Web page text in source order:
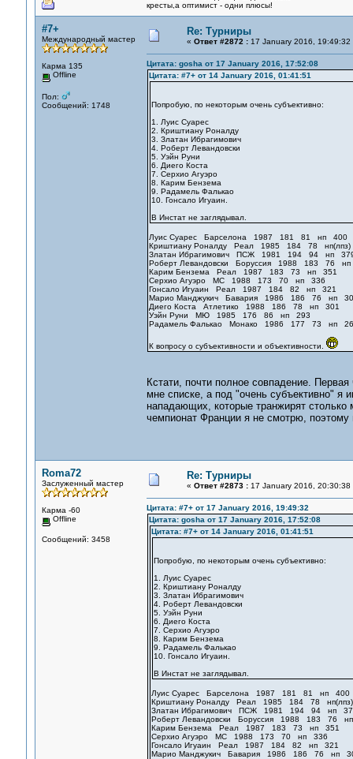
кресты,а оптимист - одни плюсы!
#7+
Международный мастер
Карма 135
Offline
Пол:
Сообщений: 1748
Re: Турниры
« Ответ #2872 :17 January 2016, 19:49:32
Цитата: gosha от 17 January 2016, 17:52:08
Цитата: #7+ от 14 January 2016, 01:41:51
Попробую, по некоторым очень субъективно:
1. Луис Суарес
2. Криштиану Роналду
3. Златан Ибрагимович
4. Роберт Левандовски
5. Уэйн Руни
6. Диего Коста
7. Серхио Агуэро
8. Карим Бензема
9. Радамель Фалькао
10. Гонсало Игуаин.
В Инстат не заглядывал.
Луис Суарес Барселона 1987 181 81 нп 400
Криштиану Роналду Реал 1985 184 78
Златан Ибрагимович ПСЖ 1981 194 94 нп
Роберт Левандовски Боруссия 1988 183 76
Карим Бензема Реал 1987 183 73 нп 351
Серхио Агуэро МС 1988 173 70 нп 336
Гонсало Игуаин Реал 1987 184 82 нп 321
Марио Манджукич Бавария 1986 186 76 нп
Диего Коста Атлетико 1988 186 78 нп 301
Уэйн Руни МЮ 1985 176 86 нп 293
Радамель Фалькао Монако 1986 177 73 нп
К вопросу о субъективности и объективности.
Кстати, почти полное совпадение.
мне списке, а под "очень субъективно" я
нападающих, которые транжирят
чемпионат Франции я не смотрю,
Roma72
Заслуженный мастер
Карма -60
Offline
Сообщений: 3458
Re: Турниры
« Ответ #2873 :17 January 2016, 20:30:38
Цитата: #7+ от 17 January 2016, 19:49:32
Цитата: gosha от 17 January 2016, 17:52:08
Цитата: #7+ от 14 January 2016, 01:41:51
Попробую, по некоторым очень субъективно:
1. Луис Суарес
2. Криштиану Роналду
3. Златан Ибрагимович
4. Роберт Левандовски
5. Уэйн Руни
6. Диего Коста
7. Серхио Агуэро
8. Карим Бензема
9. Радамель Фалькао
10. Гонсало Игуаин.
В Инстат не заглядывал.
Луис Суарес Барселона 1987 181 81 нп 400
Криштиану Роналду Реал 1985 184 78
Златан Ибрагимович ПСЖ 1981 194 94 нп
Роберт Левандовски Боруссия 1988 183 76
Карим Бензема Реал 1987 183 73 нп 351
Серхио Агуэро МС 1988 173 70 нп 336
Гонсало Игуаин Реал 1987 184 82 нп 321
Марио Манджукич Бавария 1986 186 76 нп